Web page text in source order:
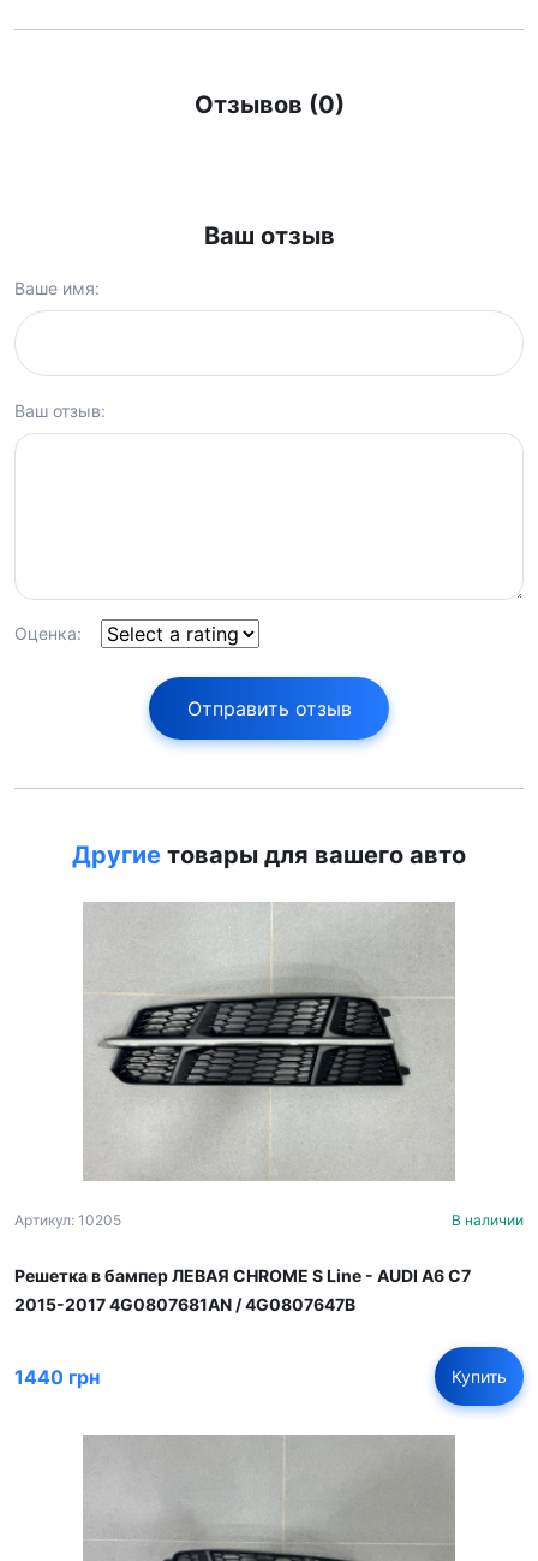
Отзывов (0)
Ваш отзыв
Ваше имя:
Ваш отзыв:
Оценка:
Отправить отзыв
Другие товары для вашего авто
Артикул: 10205 В наличии
Решетка в бампер ЛЕВАЯ CHROME S Line - AUDI A6 С7
2015-2017 4G0807681AN / 4G0807647B
1440 грн Купить